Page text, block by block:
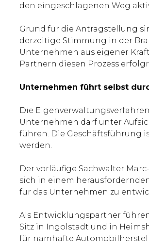
den eingeschlagenen Weg
Grund für die Antragstellung
derzeitige Stimmung in der
Unternehmen aus eigener
Partnern diesen Prozess
Unternehmen führt selbst
Die
Unternehmen darf unter
führen. Die Geschäftsführung
werden.
Der vorläufige Sachwalter
sich in einem
für das Unternehmen zu
Als Entwicklungspartner
Sitz in Ingolstadt und in
für namhafte